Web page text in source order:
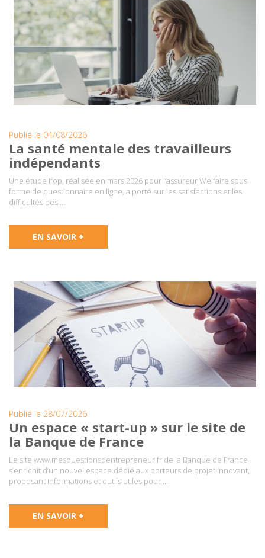
Publié le 04/08/2026
La santé mentale des travailleurs
indépendants
Une étude Ifop, réalisée en mars 2026 pour l’assureur Welfaire sous
forme de questionnaire en ligne, a porté sur les satisfactions et les
difficultés des ….
EN SAVOIR +
Publié le 28/07/2026
Un espace « start-up » sur le site de
la Banque de France
Le site www.mesquestionsdentrepreneur.fr de la Banque de France
s’enrichit d’un nouvel espace dédié aux porteurs de projet innovant,
proposant informations et outils utiles pour ….
EN SAVOIR +